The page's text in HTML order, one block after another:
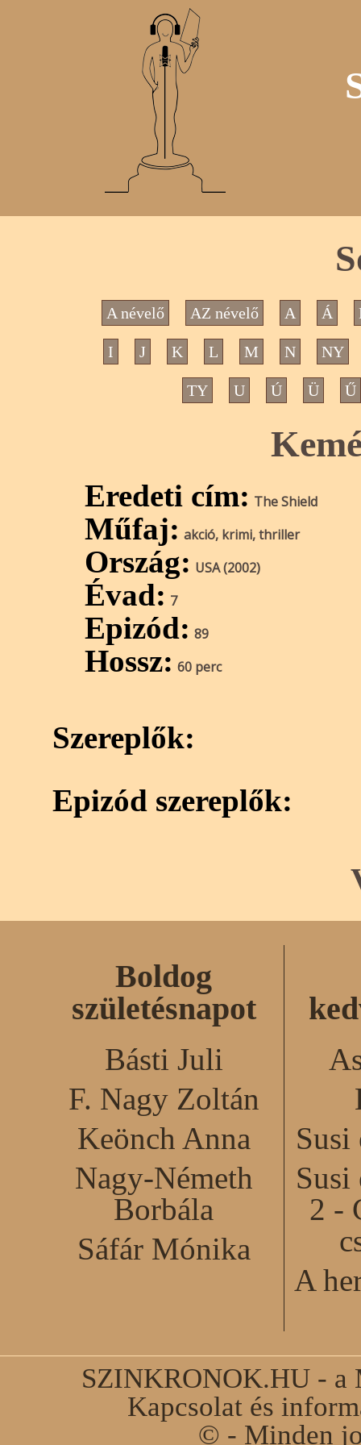
A névelő AZ névelő A Á
I J K L M N NY
TY U Ú Ü Ű
Eredeti cím: The Shield
Műfaj: akció, krimi, thriller
Ország: USA (2002)
Évad: 7
Epizód: 89
Hossz: 60 perc
Szereplők:
Epizód szereplők:
Boldog
születésnapot
Básti Juli
F. Nagy Zoltán
Keönch Anna
Nagy-Németh
Borbála
Sáfár Mónika
Susi
Susi
2 -
A
SZINKRONOK.HU - a
Kapcsolat és
© - Minden